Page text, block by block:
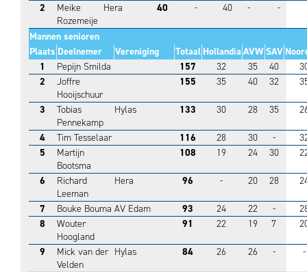
2
Meike
Rozemeije
Hera 40 - 40 - -
Mannen senioren
Plaats Deelnemer Vereniging Totaal Hollandia AVWSAV
1
Pepijn Smilda 157 32 35 40
2
Joffre
Hooijschuur
155 35 40 32
3
Tobias
Pennekamp
Hylas 133 30 28 35
4 Tim Tesselaar 116 28 30 -
5
Martijn
Bootsma
108 19 24 30
6
Richard
Leeman
Hera 96 - 20 28
7 Bouke Bouma AV Edam 93 24 22 -
8
Wouter
Hoogland
91 22 19 7
9
Mick van der
Velden
Hylas 84 26 26 - -